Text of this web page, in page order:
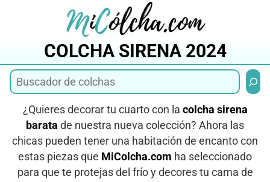
COLCHA SIRENA 2024
¿Quieres decorar tu cuarto con la colcha sirena
barata de nuestra nueva colección? Ahora las
chicas pueden tener una habitación de encanto con
estas piezas que MiColcha.com ha seleccionado
para que te protejas del frío y decores tu cama de